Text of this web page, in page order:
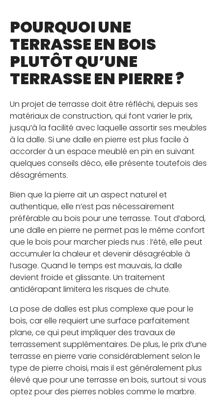
POURQUOI UNE
TERRASSE EN BOIS
PLUTÔT QU’UNE
TERRASSE EN PIERRE ?
Un projet de terrasse doit être réfléchi, depuis ses
matériaux de construction, qui font varier le prix,
jusqu’à la facilité avec laquelle assortir ses meubles
à la dalle. Si une dalle en pierre est plus facile à
accorder à un espace meublé en pin en suivant
quelques conseils déco, elle présente toutefois des
désagréments.
Bien que la pierre ait un aspect naturel et
authentique, elle n’est pas nécessairement
préférable au bois pour une terrasse. Tout d’abord,
une dalle en pierre ne permet pas le même confort
que le bois pour marcher pieds nus : l’été, elle peut
accumuler la chaleur et devenir désagréable à
l’usage. Quand le temps est mauvais, la dalle
devient froide et glissante. Un traitement
antidérapant limitera les risques de chute.
La pose de dalles est plus complexe que pour le
bois, car elle requiert une surface parfaitement
plane, ce qui peut impliquer des travaux de
terrassement supplémentaires. De plus, le prix d’une
terrasse en pierre varie considérablement selon le
type de pierre choisi, mais il est généralement plus
élevé que pour une terrasse en bois, surtout si vous
optez pour des pierres nobles comme le marbre.